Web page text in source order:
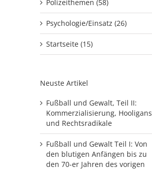
Polizeithemen (58)
Psychologie/Einsatz (26)
Startseite (15)
Neuste Artikel
Fußball und Gewalt, Teil II:
Kommerzialisierung, Hooligans
und Rechtsradikale
Fußball und Gewalt Teil I: Von
den blutigen Anfängen bis zu
den 70-er Jahren des vorigen